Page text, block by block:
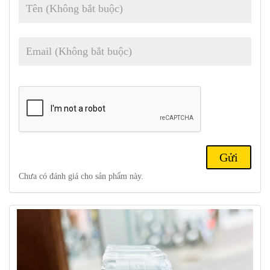
Với thiết kế đặc biệt, tính năng chống sốc và chống nước tới độ sâu
200m và nhiều tính năng đa chức năng khác, Đồng hồ Casio G
người yêu thích đồng hồ thể thao và độc đáo.
Chưa có đánh giá cho sản phẩm này.